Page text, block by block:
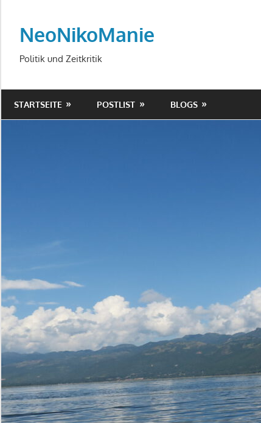
springenNeoNikoManie
Politik und Zeitkritik
STARTSEITE POSTLIST BLOGS